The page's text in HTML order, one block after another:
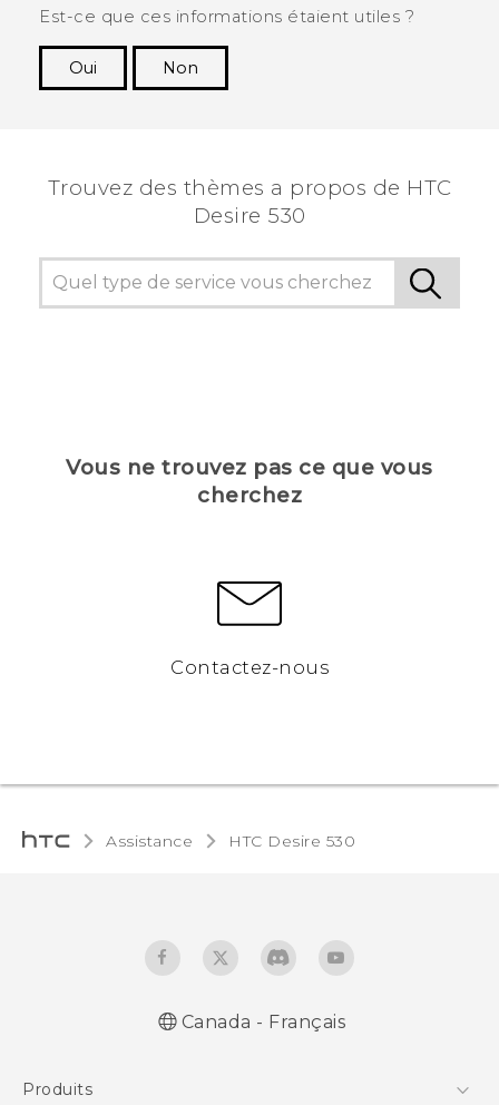
Est-ce que ces informations étaient utiles ?
Oui
Non
Trouvez des thèmes a propos de HTC
Desire 530
Vous ne trouvez pas ce que vous
cherchez
Contactez-nous
Assistance HTC Desire 530‎
Canada - Français
Produits